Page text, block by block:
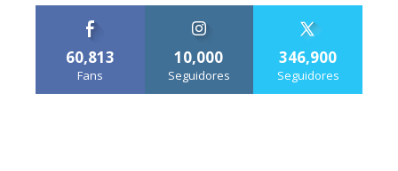
60,813
Fans
10,000
Seguidores
346,900
Seguidores